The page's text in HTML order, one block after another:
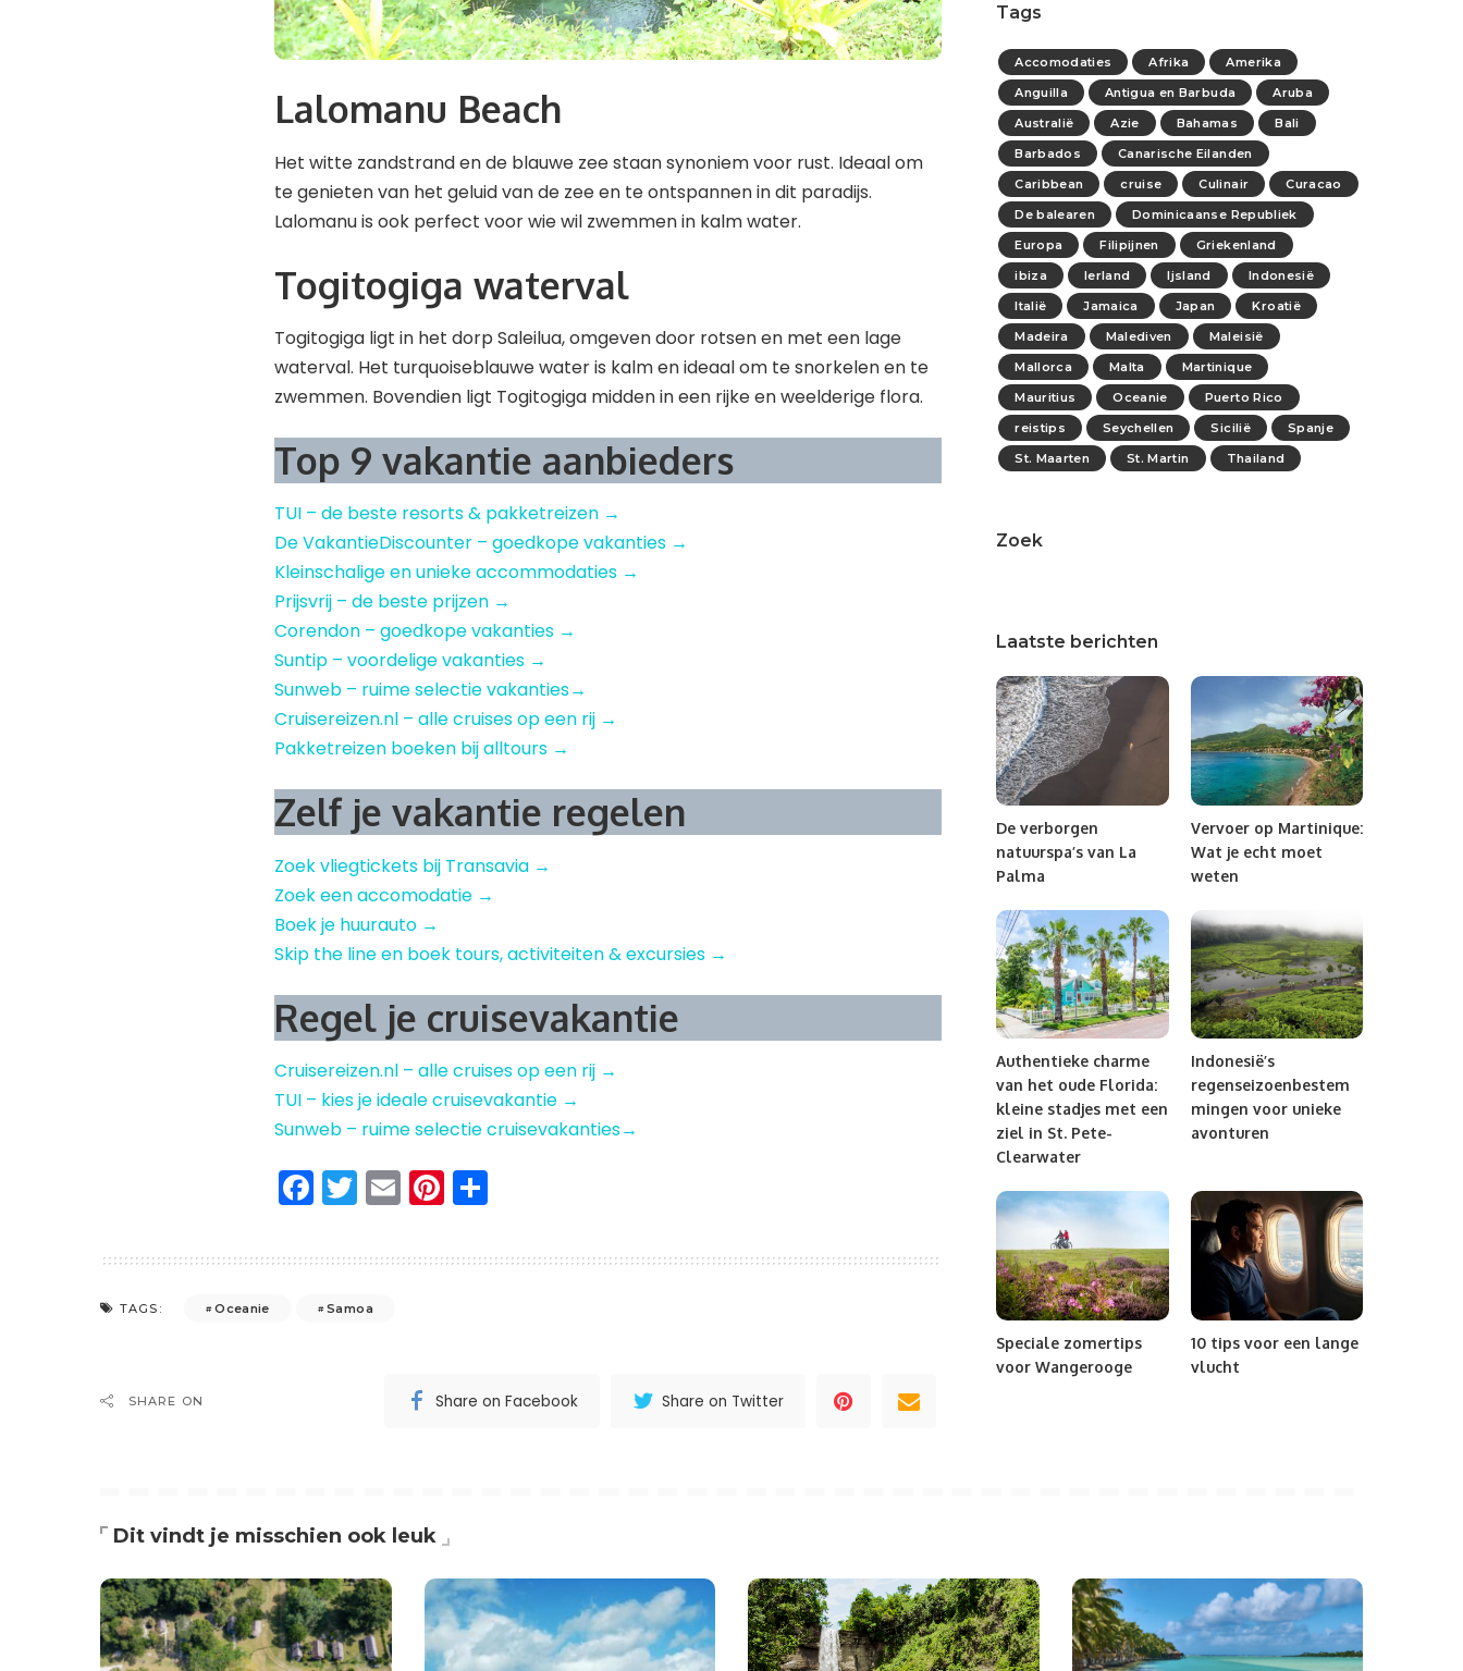
Lalomanu Beach
Het witte zandstrand en de blauwe zee staan ​​synoniem voor rust. Ideaal om
te genieten van het geluid van de zee en te ontspannen in dit paradijs.
Lalomanu is ook perfect voor wie wil zwemmen in kalm water.
Togitogiga waterval
Togitogiga ligt in het dorp Saleilua, omgeven door rotsen en met een lage
waterval. Het turquoiseblauwe water is kalm en ideaal om te snorkelen en te
zwemmen. Bovendien ligt Togitogiga midden in een rijke en weelderige flora.
Top 9 vakantie aanbieders
TUI – de beste resorts & pakketreizen →
De VakantieDiscounter – goedkope vakanties →
Kleinschalige en unieke accommodaties →
Prijsvrij – de beste prijzen →
Corendon – goedkope vakanties →
Suntip – voordelige vakanties →
Sunweb – ruime selectie vakanties→
Cruisereizen.nl – alle cruises op een rij →
Pakketreizen boeken bij alltours →
Zelf je vakantie regelen
Zoek vliegtickets bij Transavia →
Zoek een accomodatie →
Boek je huurauto →
Skip the line en boek tours, activiteiten & excursies →
Regel je cruisevakantie
Cruisereizen.nl – alle cruises op een rij →
TUI – kies je ideale cruisevakantie →
Sunweb – ruime selectie cruisevakanties→
Facebook
Twitter
EmailPinterest
TAGS: Oceanie Samoa
SHARE ON Share on Facebook Share on Twitter
Tags
Accomodaties Afrika
Amerika
Anguilla
Antigua en Barbuda
Aruba
Australië
Azie Bahamas
Bali
Barbados
Canarische Eilanden
Caribbean
cruise Culinair
Curacao
De balearen
Dominicaanse Republiek
Europa
Filipijnen
Griekenland
ibiza
Ierland Ijsland
Indonesië
Italië
Jamaica Japan
Kroatië
Madeira
Malediven
Maleisië
Mallorca
Malta
Martinique
Mauritius
Oceanie
Puerto Rico
reistips
Seychellen Sicilië
Spanje
St. Maarten
St. Martin Thailand
Zoek
Laatste berichten
De verborgen
natuurspa’s van La
Palma
Vervoer op Martinique:
Wat je echt moet
weten
Authentieke charme
van het oude Florida:
kleine stadjes met een
ziel in St. Pete-
Clearwater
Indonesië’s
regenseizoenbestem
mingen voor unieke
avonturen
Speciale zomertips
voor Wangerooge
10 tips voor een lange
vlucht
Dit vindt je misschien ook leuk